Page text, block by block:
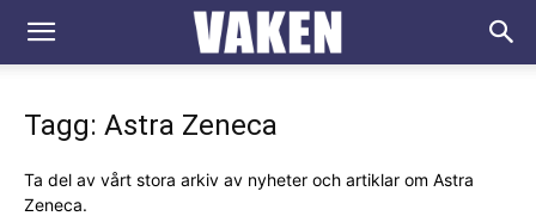
VAKEN.se
Tagg: Astra Zeneca
Ta del av vårt stora arkiv av nyheter och artiklar om Astra
Zeneca.